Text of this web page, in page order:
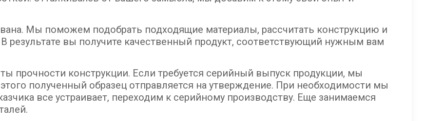
Мы поможем подобрать подходящие материалы, рассчитать конструкцию и
результате вы получите качественный продукт, соответствующий нужным вам
прочности конструкции. Если требуется серийный выпуск продукции, мы
полученный образец отправляется на утверждение. При необходимости мы
все устраивает, переходим к серийному производству. Еще занимаемся